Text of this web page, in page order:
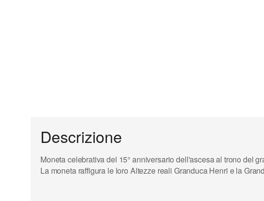
Descrizione
Moneta celebrativa del 15° anniversario dell'ascesa al trono del
La moneta raffigura le loro Altezze reali Granduca Henri e la